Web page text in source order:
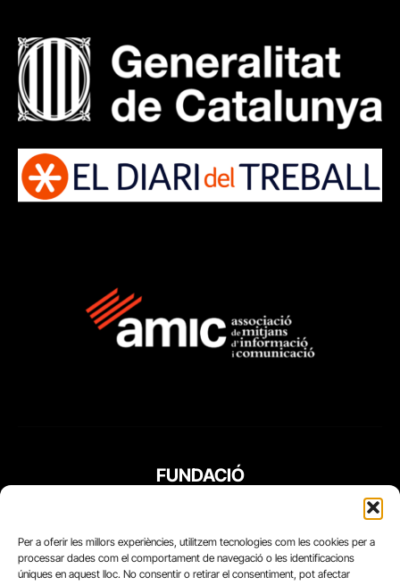
Per a oferir les millors experiències, utilitzem tecnologies com les cookies per a
processar dades com el comportament de navegació o les identificacions
úniques en aquest lloc. No consentir o retirar el consentiment, pot afectar
FUNDACIÓ